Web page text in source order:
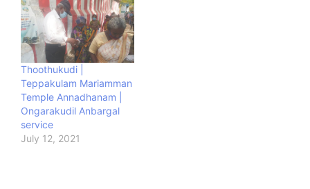
#அகத்தியர் சன்மார்க்க
சங்கம் #தூத்துக்குடி கிளை
சங்கத்தில் இன்று14-08-
2021 தூத்துகுடி
#தெப்பக்குளம் மாரியம்மன்
கோயில் வளாகம் மற்றும்
#அரசு_மருத்துவமனை
வளாகத்தில்
#பசித்தோர் சுமாா் 200
நபா்களுக்கு
#தக்காளி_சாதம் சிறப்பாக
Thoothukudi |
Teppakulam Mariamman
Temple Annadhanam |
Ongarakudil Anbargal
service
July 12, 2021